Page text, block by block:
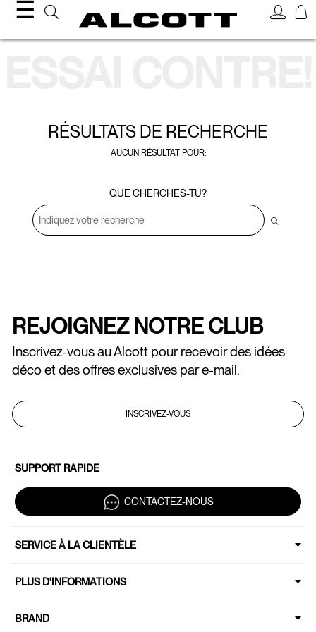
☰
RÉSULTATS DE RECHERCHE
AUCUN RÉSULTAT POUR:
QUE CHERCHES-TU?
REJOIGNEZ NOTRE CLUB
Inscrivez-vous au Alcott pour recevoir des idées
déco et des offres exclusives par e-mail.
INSCRIVEZ-VOUS
SUPPORT RAPIDE
CONTACTEZ-NOUS
SERVICE À LA CLIENTÈLE
PLUS D'INFORMATIONS
BRAND